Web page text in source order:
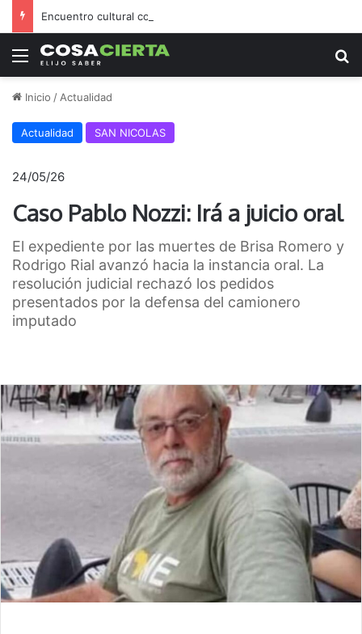
Encuentro cultural con arte, música y una feria abierta
Menú
Inicio / Actualidad
Actualidad SAN NICOLAS
24/05/26
Caso Pablo Nozzi: Irá a juicio oral
El expediente por las muertes de Brisa Romero y
Rodrigo Rial avanzó hacia la instancia oral. La
resolución judicial rechazó los pedidos
presentados por la defensa del camionero
imputado